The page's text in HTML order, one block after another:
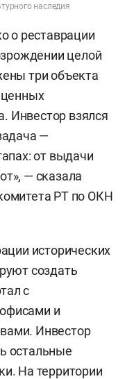
наследия
о реставрации
целой
три объекта
ценных
Инвестор взялся
—
от выдачи
— сказала
РТ по ОКН
исторических
создать
с
и
Инвестор
остальные
На территории